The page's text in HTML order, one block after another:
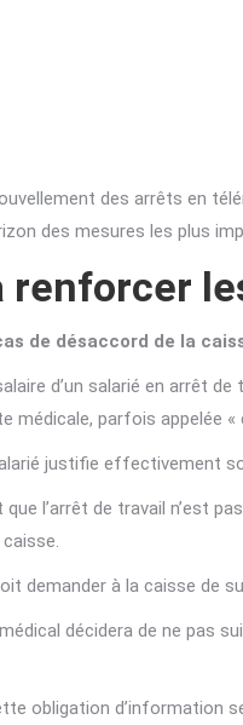
des arrêts en
des mesures les plus
renforcer
de désaccord de la
d’un salarié en arrêt
médicale, parfois appelée
justifie effectivement
l’arrêt de travail n’est
demander à la caisse de
décidera de ne pas
obligation d’information